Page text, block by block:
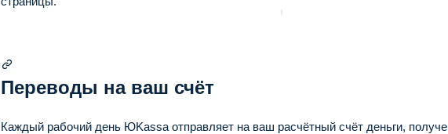
Переводы на ваш счёт
Каждый рабочий день ЮKassa отправляет на ваш расчётный счёт деньги,